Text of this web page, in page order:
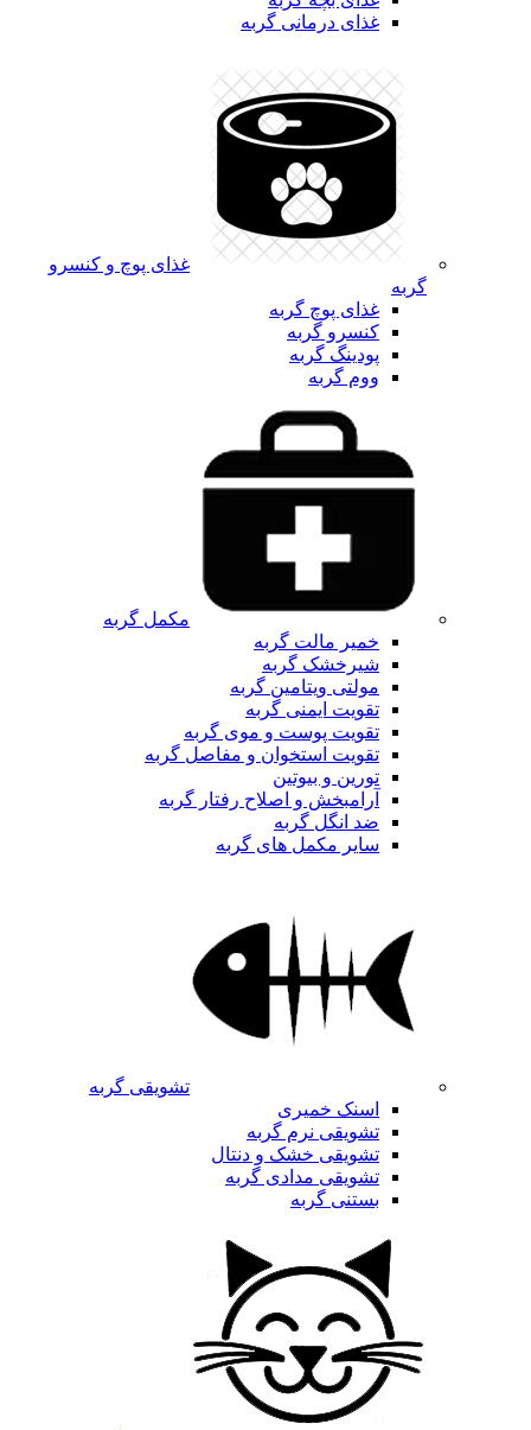
غذای درمانی گربه
غذای پوچ و کنسرو
گربه
غذای پوچ گربه
کنسرو گربه
پودینگ گربه
ووم گربه
مکمل گربه
خمیر مالت گربه
شیرخشک گربه
مولتی ویتامین گربه
تقویت ایمنی گربه
تقویت پوست و موی گربه
تقویت استخوان و مفاصل گربه
تورین و بیوتین
آرامبخش و اصلاح رفتار گربه
ضد انگل گربه
سایر مکمل های گربه
تشویقی گربه
اسنک خمیری
تشویقی نرم گربه
تشویقی خشک و دنتال
تشویقی مدادی گربه
بستنی گربه